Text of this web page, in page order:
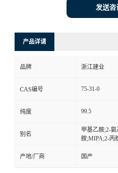
发送咨
产品详请
品牌 浙江建业
CAS编号 75-31-0
纯度 99.5
别名
甲基乙胺;2-
胺;MIPA;2-丙
产地/厂商 国产